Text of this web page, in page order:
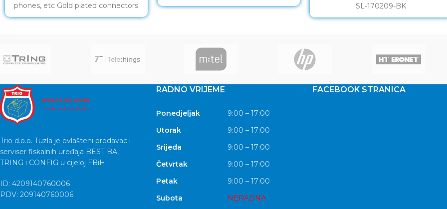
phones, etc Gold plated connectors
SL-170209-BK
Trio d.o.o. Tuzla je ovlašteni prodavac i
serviser fiskalnih uređaja BEST BA,
TRING i CONFIG u cijeloj FBiH.
ID: 4209140760006
PDV: 209140760006
RADNO VRIJEME
Ponedjeljak
9:00 – 17:00
Utorak
9:00 – 17:00
Srijeda
9:00 – 17:00
Četvrtak
9:00 – 17:00
Petak
9:00 – 17:00
Subota
NERADNA
FACEBOOK STRANICA